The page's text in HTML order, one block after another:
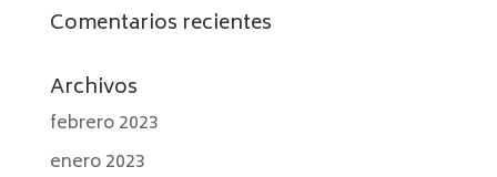
Comentarios recientes
Archivos
febrero 2023
enero 2023